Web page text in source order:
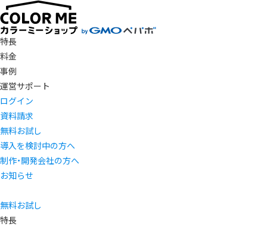
特長
料金
事例
運営サポート
ログイン
資料請求
無料お試し
導入を検討中の方へ
制作・開発会社の方へ
お知らせ
無料お試し
特長